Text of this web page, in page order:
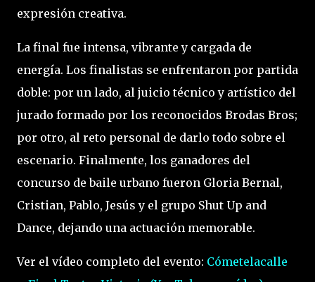
expresión creativa.
La final fue intensa, vibrante y cargada de
energía. Los finalistas se enfrentaron por partida
doble: por un lado, al juicio técnico y artístico del
jurado formado por los reconocidos Brodas Bros;
por otro, al reto personal de darlo todo sobre el
escenario. Finalmente, los ganadores del
concurso de baile urbano fueron Gloria Bernal,
Cristian, Pablo, Jesús y el grupo Shut Up and
Dance, dejando una actuación memorable.
Ver el vídeo completo del evento: Cómetelacalle